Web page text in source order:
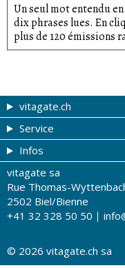
Un seul mot entendu
dix phrases lues. En
plus de 120 émissions
vitagate.ch
Forme et beauté
Thèmes de A à Z
Thérapies
La santé sur les
Tests de santé
Service
Coupons
Tribune du droguiste
Recherche de
Drogueries
Contact
Infos
Impressum
Conditions
A notre sujet
Publicité sur
vitagate sa
Rue Thomas-
2502 Biel/Bienne
+41 32 328 50 50
© 2026 vitagate.ch sa